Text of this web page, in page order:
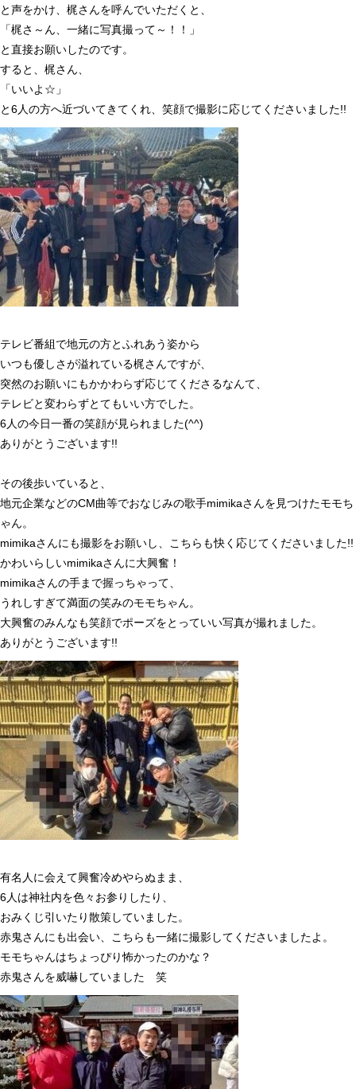
と声をかけ、梶さんを呼んでいただくと、
「梶さ～ん、一緒に写真撮って～！！」
と直接お願いしたのです。
すると、梶さん、
「いいよ☆」
と6人の方へ近づいてきてくれ、笑顔で撮影に応じてくださいました!!
テレビ番組で地元の方とふれあう姿から
いつも優しさが溢れている梶さんですが、
突然のお願いにもかかわらず応じてくださるなんて、
テレビと変わらずとてもいい方でした。
6人の今日一番の笑顔が見られました(^^)
ありがとうございます!!
その後歩いていると、
地元企業などのCM曲等でおなじみの歌手mimikaさんを見つけたモモち
ゃん。
mimikaさんにも撮影をお願いし、こちらも快く応じてくださいました!!
かわいらしいmimikaさんに大興奮！
mimikaさんの手まで握っちゃって、
うれしすぎて満面の笑みのモモちゃん。
大興奮のみんなも笑顔でポーズをとっていい写真が撮れました。
ありがとうございます!!
有名人に会えて興奮冷めやらぬまま、
6人は神社内を色々お参りしたり、
おみくじ引いたり散策していました。
赤鬼さんにも出会い、こちらも一緒に撮影してくださいましたよ。
モモちゃんはちょっぴり怖かったのかな？
赤鬼さんを威嚇していました 笑